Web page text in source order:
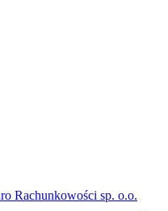
Rachunkowości sp. o.o.